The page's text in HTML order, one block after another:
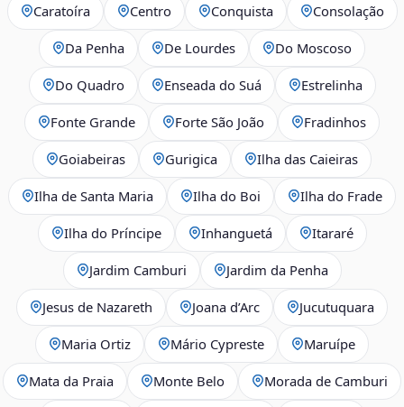
Caratoíra Centro Conquista Consolação
Da Penha De Lourdes Do Moscoso
Do Quadro Enseada do Suá Estrelinha
Fonte Grande Forte São João Fradinhos
Goiabeiras Gurigica Ilha das Caieiras
Ilha de Santa Maria Ilha do Boi Ilha do Frade
Ilha do Príncipe Inhanguetá Itararé
Jardim Camburi Jardim da Penha
Jesus de Nazareth Joana d’Arc Jucutuquara
Maria Ortiz Mário Cypreste Maruípe
Mata da Praia Monte Belo Morada de Camburi